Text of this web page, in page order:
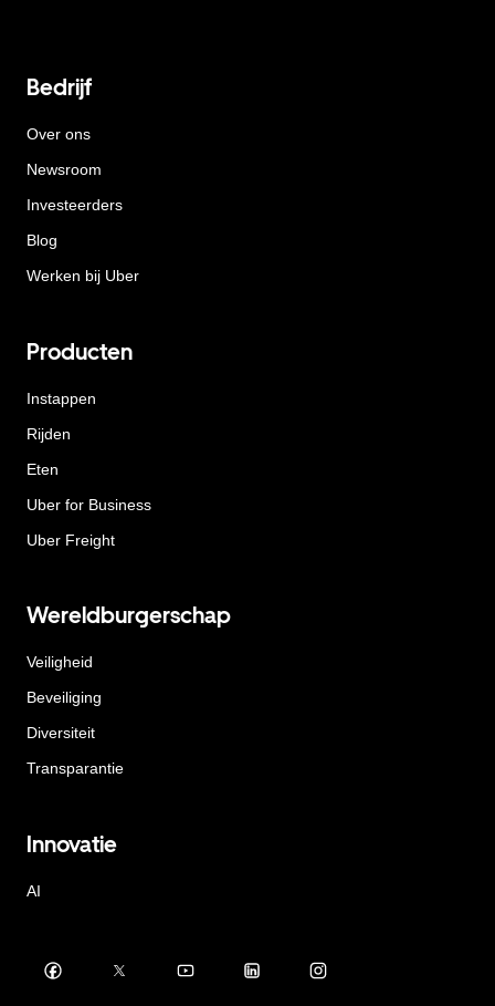
Bedrijf
Over ons
Newsroom
Investeerders
Blog
Werken bij Uber
Producten
Instappen
Rijden
Eten
Uber for Business
Uber Freight
Wereldburgerschap
Veiligheid
Beveiliging
Diversiteit
Transparantie
Innovatie
AI